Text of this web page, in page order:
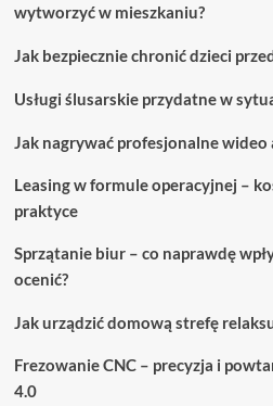
wytworzyć w mieszkaniu?
Jak bezpiecznie chronić dzieci
Usługi ślusarskie przydatne w
Jak nagrywać profesjonalne
Leasing w formule operacyjnej –
praktyce
Sprzątanie biur – co naprawdę
ocenić?
Jak urządzić domową strefę
Frezowanie CNC – precyzja i
4.0